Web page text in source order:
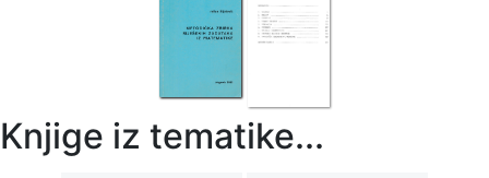
Knjige iz tematike...